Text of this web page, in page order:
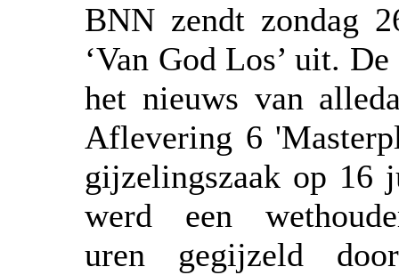
BNN zendt zondag
‘Van God Los’ uit.
het nieuws van
Aflevering 6
gijzelingszaak op 16
werd een
uren gegijzeld